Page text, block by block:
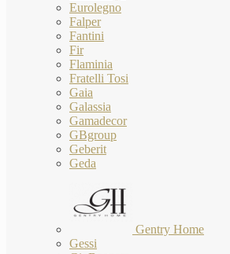
Eurolegno
Falper
Fantini
Fir
Flaminia
Fratelli Tosi
Gaia
Galassia
Gamadecor
GBgroup
Geberit
Geda
Gentry Home
Gessi